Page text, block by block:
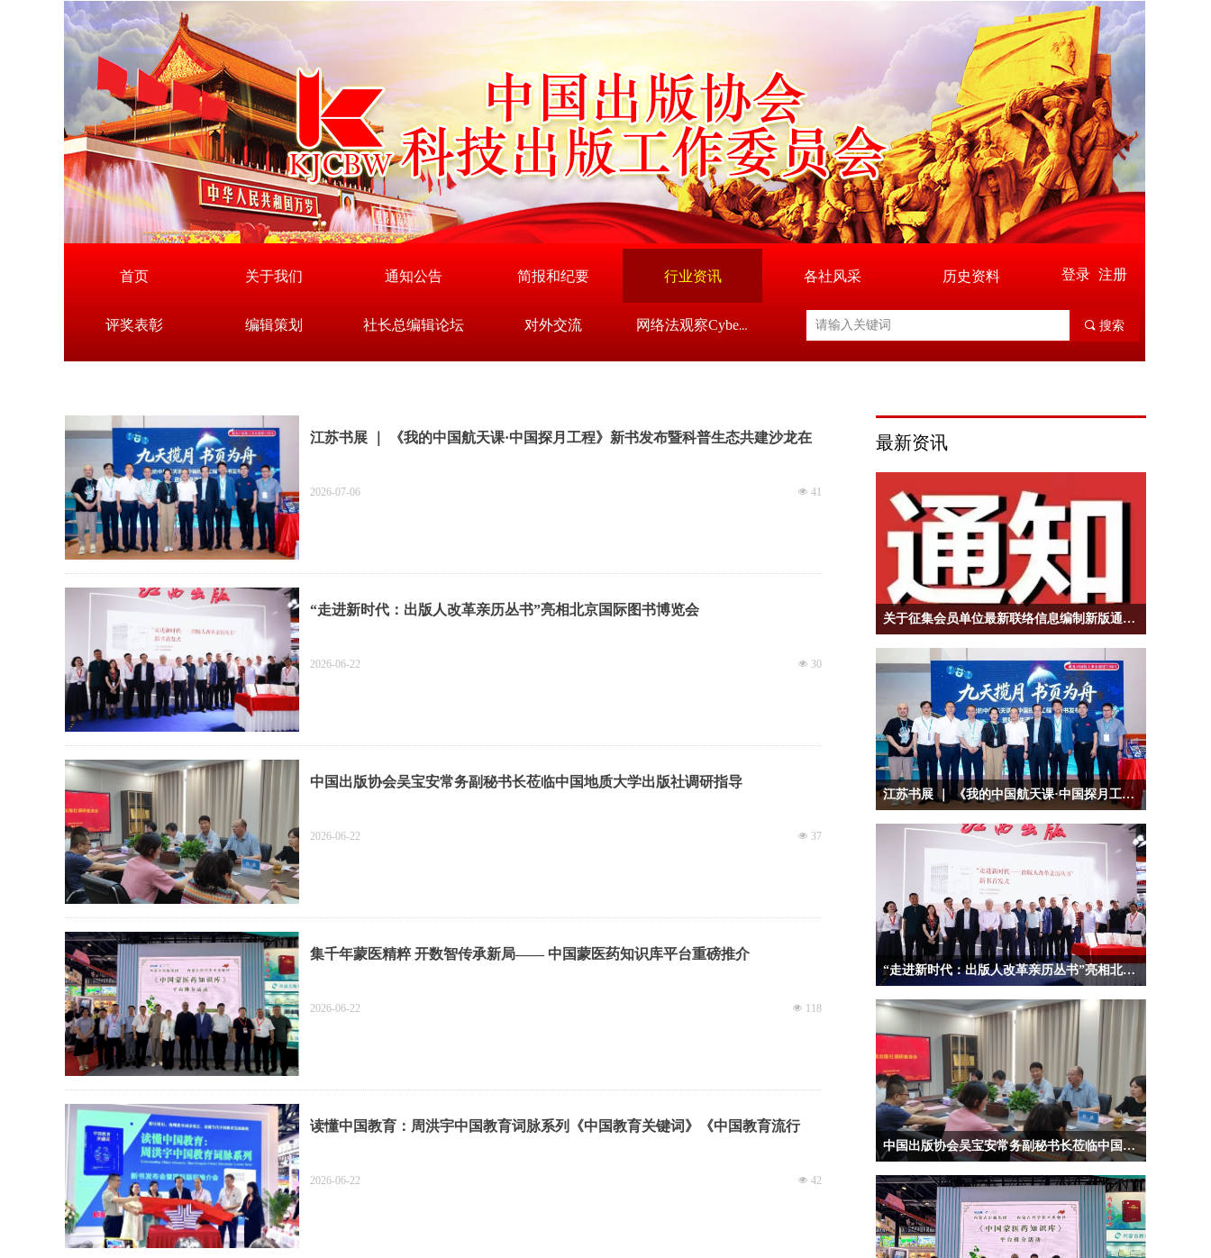
首页 关于我们 通知公告 简报和纪要 行业资讯 各社风采 历史资料
评奖表彰 编辑策划 社长总编辑论坛 对外交流 网络法观察Cyberlaw Lens 끠 搜索
登录 注册
江苏书展 ｜ 《我的中国航天课·中国探月工程》新书发布暨科普生态共建沙龙在
넶 41
2026-07-06
“走进新时代：出版人改革亲历丛书”亮相北京国际图书博览会
넶 30
2026-06-22
中国出版协会吴宝安常务副秘书长莅临中国地质大学出版社调研指导
넶 37
2026-06-22
集千年蒙医精粹 开数智传承新局—— 中国蒙医药知识库平台重磅推介
넶 118
2026-06-22
读懂中国教育：周洪宇中国教育词脉系列《中国教育关键词》《中国教育流行
넶 42
2026-06-22
关于征集会员单位最新联络信息编制新版通讯录的通知
江苏书展 ｜ 《我的中国航天课·中国探月工程》新书发布暨科普生态共建沙龙在江苏书展举行
“走进新时代：出版人改革亲历丛书”亮相北京国际图书博览会
中国出版协会吴宝安常务副秘书长莅临中国地质大学出版社调研指导
最新资讯